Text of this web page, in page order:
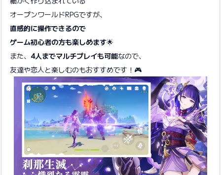
オープンワールドRPGですが、
直感的に操作できるので
ゲーム初心者の方も楽しめます🌟
また、 4人までマルチプレイも可能なので、
友達や恋人と楽しむのもおすすめです！🎮